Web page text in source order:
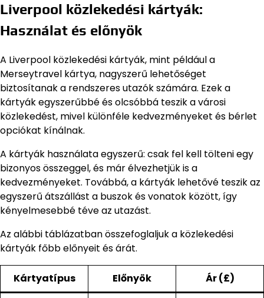
Liverpool közlekedési kártyák:
Használat és előnyök
A Liverpool közlekedési kártyák, mint például a
Merseytravel kártya, nagyszerű lehetőséget
biztosítanak a rendszeres utazók számára. Ezek a
kártyák egyszerűbbé és olcsóbbá teszik a városi
közlekedést, mivel különféle kedvezményeket és bérlet
opciókat kínálnak.
A kártyák használata egyszerű: csak fel kell tölteni egy
bizonyos összeggel, és már élvezhetjük is a
kedvezményeket. Továbbá, a kártyák lehetővé teszik az
egyszerű átszállást a buszok és vonatok között, így
kényelmesebbé téve az utazást.
Az alábbi táblázatban összefoglaljuk a közlekedési
kártyák főbb előnyeit és árát.
Kártyatípus Előnyök Ár (£)